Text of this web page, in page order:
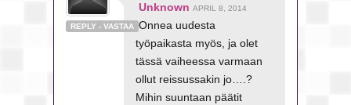
REPLY - VASTAA
Unknown APRIL 8, 2014
Onnea uudesta
työpaikasta myös, ja olet
tässä vaiheessa varmaan
ollut reissussakin jo….?
Mihin suuntaan päätit